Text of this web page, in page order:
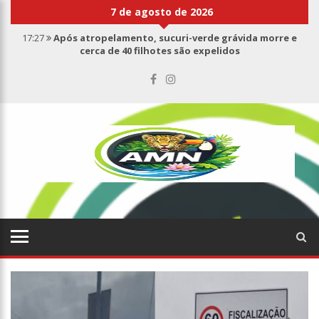
7 de agosto de 2026
17:00 Haras Nilton Lins já registra 9 mortes de cavalos por
suspeita de botulismo
de Manaus (vídeo)
Consumidores denunciam falta de preços em produtos e até
mau cheiro em freezer de supermercado na Cidade Nova
Justiça proíbe ex-prefeito de chegar perto de prefeita de
Nhamundá, no AM
Carro envolvido em acidente fatal pertencia a Wanderley
Andrade
13:43
Wilson Lima entrega 68 novas viaturas e mais de 4 mil
equipamentos aos profissionais da Segurança Pública
07:21
Grave explosão em clube de tiro deixa quatro vítimas fatais
18:42 Preço médio da gasolina registra queda e vai a R$ 5,04 no
país, diz ANP
Prefeitura de Manaus recupera praça da Saudade e
fortalece patrimônio histórico amazonense